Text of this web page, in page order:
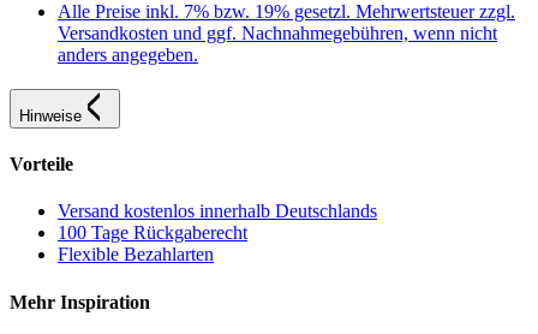
Alle Preise inkl. 7% bzw. 19% gesetzl. Mehrwertsteuer zzgl.
Versandkosten und ggf. Nachnahmegebühren, wenn nicht
anders angegeben.
Hinweise
Vorteile
Versand kostenlos innerhalb Deutschlands
100 Tage Rückgaberecht
Flexible Bezahlarten
Mehr Inspiration